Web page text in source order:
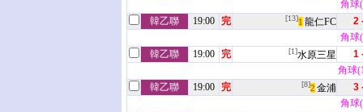
角球
韓乙聯
19:00 完 [13]1 龍仁FC
2
角球
韓乙聯
19:00 完 [1]水原三星
1
角球
韓乙聯
19:00 完 [8]2 金浦
3
角球